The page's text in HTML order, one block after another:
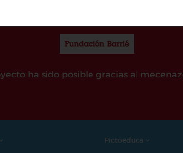
ha sido posible gracias al
Pictoeduca